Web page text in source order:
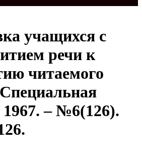
учащихся с
речи к
читаемого
– №6(126).